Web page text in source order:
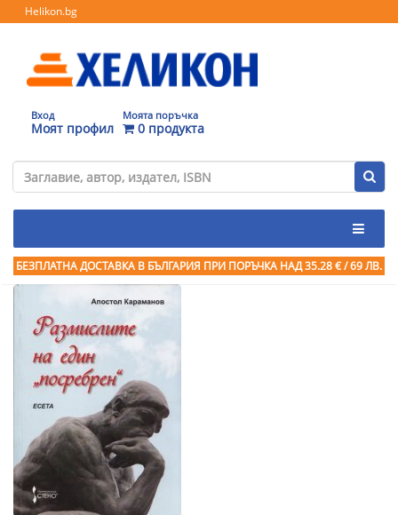
Helikon.bg
Вход
Моят профил
Моята поръчка
0 продукта
БЕЗПЛАТНА ДОСТАВКА В БЪЛГАРИЯ ПРИ ПОРЪЧКА НАД 35.28 € / 69 ЛВ.